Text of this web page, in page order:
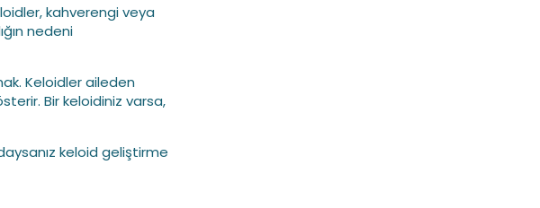
kahverengi veya
nedeni
Keloidler aileden
Bir keloidiniz varsa,
keloid geliştirme